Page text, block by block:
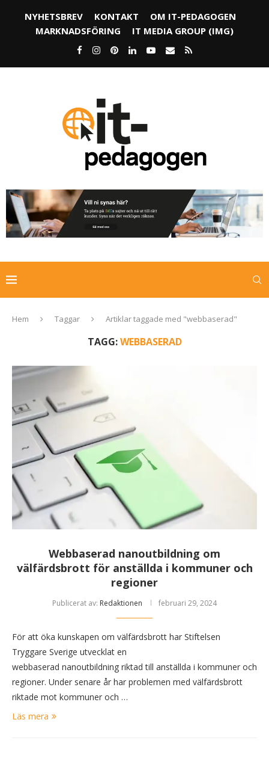
NYHETSBREV KONTAKT
OM IT-PEDAGOGEN
MARKNADSFÖRING
IT MEDIA GROUP (IMG)
Hem Taggar Artiklar taggade med "webbaserad"
TAGG:WEBBASERAD
Webbaserad nanoutbildning om
välfärdsbrott för anställda i kommuner och
regioner
Publicerat av: Redaktionen februari 29, 2024
För att öka kunskapen om välfärdsbrott har Stiftelsen
Tryggare Sverige utvecklat en
webbaserad nanoutbildning riktad till anställda i kommuner och
regioner. Under senare år har problemen med välfärdsbrott
riktade mot kommuner och …
Läs mera